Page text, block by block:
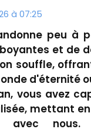
à 07:25
peu à
et de
souffle,
d'éternité
vous avez
mettant
avec nous.